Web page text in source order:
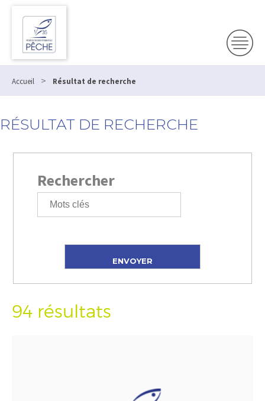
Accueil > Résultat de recherche
RÉSULTAT DE RECHERCHE
Rechercher
94 résultats